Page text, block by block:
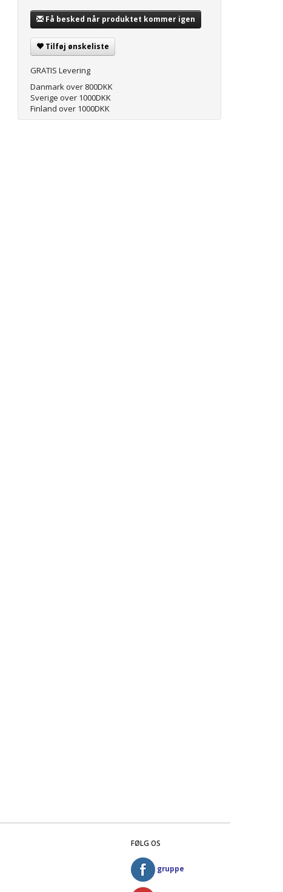
Få besked når produktet kommer igen
Tilføj ønskeliste
GRATIS Levering
Danmark over 800DKK
Sverige over 1000DKK
Finland over 1000DKK
FØLG OS
gruppe